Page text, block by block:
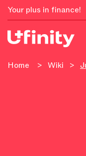
Your plus in finance!
Home > Wiki >